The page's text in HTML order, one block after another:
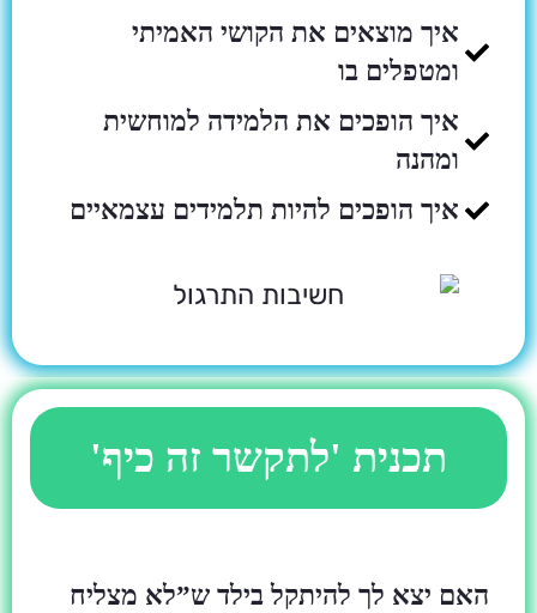
איך מוצאים את הקושי האמיתי
ומטפלים בו
איך הופכים את הלמידה למוחשית
ומהנה
איך הופכים להיות תלמידים עצמאיים
תכנית 'לתקשר זה כיף'
האם יצא לך להיתקל בילד ש”לא מצליח